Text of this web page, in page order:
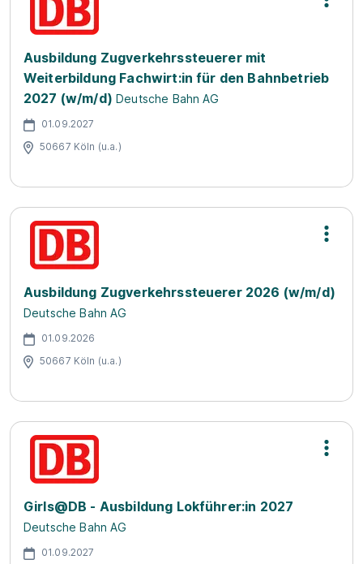
Ausbildung Zugverkehrssteuerer mit
Weiterbildung Fachwirt:in für den Bahnbetrieb
2027 (w/m/d) Deutsche Bahn AG
01.09.2027
50667 Köln (u.a.)
Ausbildung Zugverkehrssteuerer 2026 (w/m/d)
Deutsche Bahn AG
01.09.2026
50667 Köln (u.a.)
Girls@DB - Ausbildung Lokführer:in 2027
Deutsche Bahn AG
01.09.2027